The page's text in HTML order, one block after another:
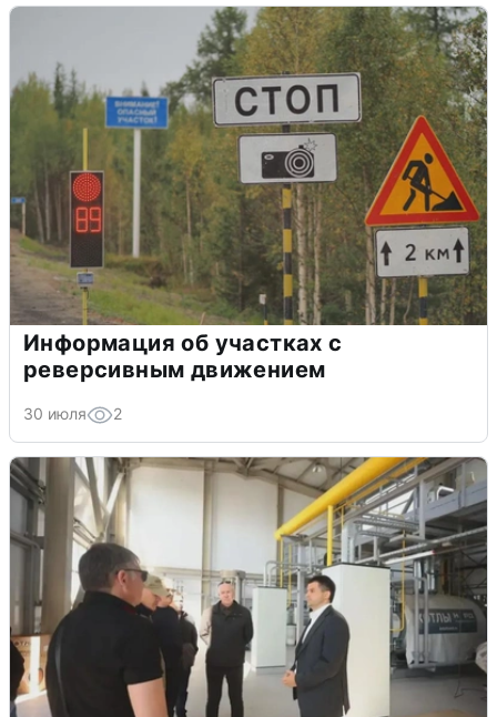
Информация об участках с
реверсивным движением
30 июля 2